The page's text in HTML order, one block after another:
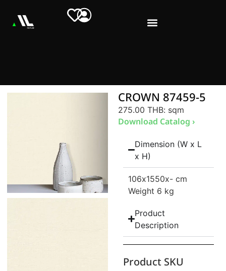
CROWN 87459-5
275.00 THB: sqm
Download Catalog ›
Dimension (W x L
x H)
106x1550x- cm
Weight 6 kg
Product
Description
Product SKU